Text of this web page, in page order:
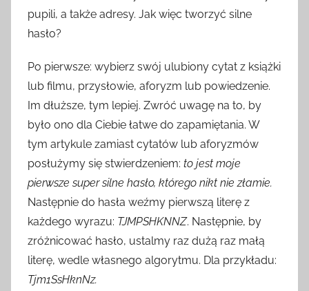
pupili, a także adresy. Jak więc tworzyć silne
hasło?
Po pierwsze: wybierz swój ulubiony cytat z książki
lub filmu, przysłowie, aforyzm lub powiedzenie.
Im dłuższe, tym lepiej. Zwróć uwagę na to, by
było ono dla Ciebie łatwe do zapamiętania. W
tym artykule zamiast cytatów lub aforyzmów
posłużymy się stwierdzeniem: to jest moje
pierwsze super silne hasło, którego nikt nie złamie.
Następnie do hasła weźmy pierwszą literę z
każdego wyrazu: TJMPSHKNNZ. Następnie, by
zróżnicować hasło, ustalmy raz dużą raz małą
literę, wedle własnego algorytmu. Dla przykładu:
Tjm1SsHknNz.